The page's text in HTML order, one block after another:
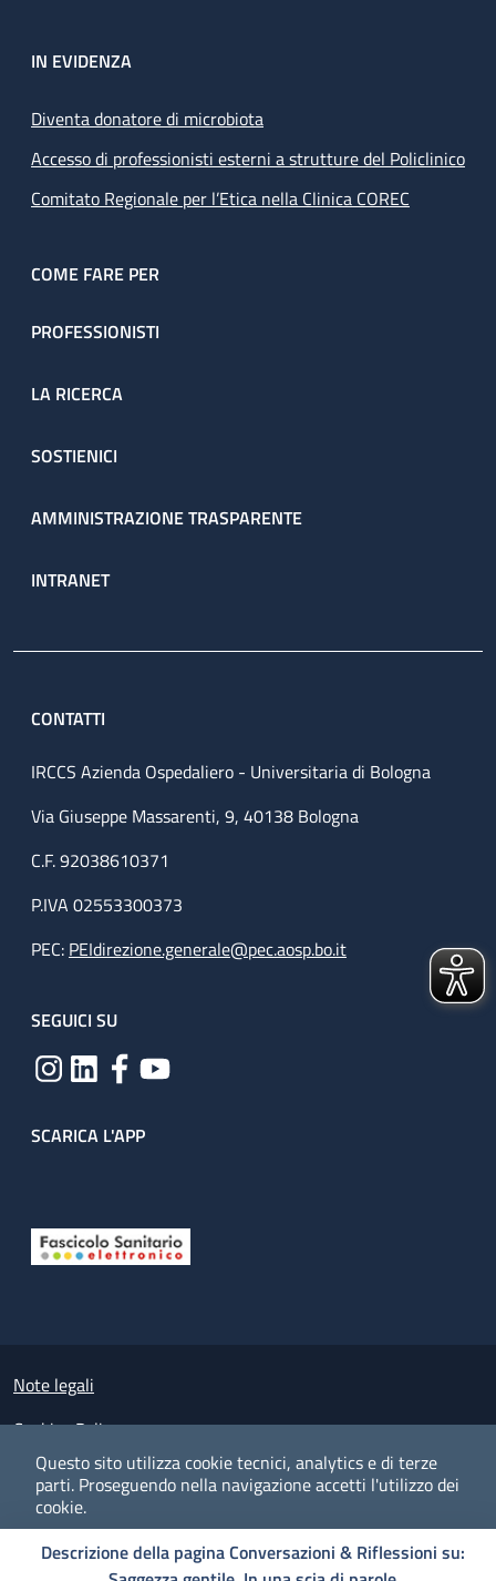
Questo sito utilizza cookie tecnici, analytics e di terze
parti. Proseguendo nella navigazione accetti l'utilizzo dei
cookie.
PREFERENZECOOKIESACCETTOI
Descrizione della pagina Conversazioni & Riflessioni su:
IN EVIDENZA
Diventa donatore di microbiota
Accesso di professionisti esterni a strutture del Policlinico
Comitato Regionale per l’Etica nella Clinica COREC
COME FARE PER
PROFESSIONISTI
LA RICERCA
SOSTIENICI
AMMINISTRAZIONE TRASPARENTE
INTRANET
CONTATTI
IRCCS Azienda Ospedaliero - Universitaria di Bologna
Via Giuseppe Massarenti, 9, 40138 Bologna
C.F. 92038610371
P.IVA 02553300373
PEC: PEIdirezione.generale@pec.aosp.bo.it
SEGUICI SU
SCARICA L'APP
Small prints
Note legali
Cookies Policy
Policy privacy e protezione del dato personale
Albo pretorio on-line
Dichiarazione di accessibilità